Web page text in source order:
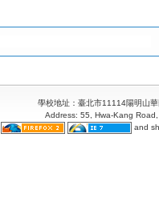
學校地址：臺北市11114陽明山
Address: 55, Hwa-Kang
and